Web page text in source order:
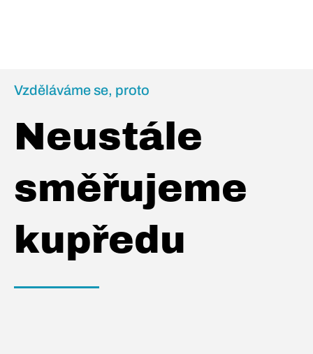
Vzděláváme se, proto
Neustále
směřujeme
kupředu